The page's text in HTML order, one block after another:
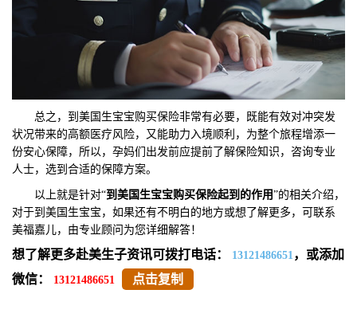
总之，到美国生宝宝购买保险非常有必要，既能有效对冲突发
状况带来的高额医疗风险，又能助力入境顺利，为整个旅程增添一
份安心保障，所以，孕妈们出发前应提前了解保险知识，咨询专业
人士，选到合适的保障方案。
以上就是针对“到美国生宝宝购买保险起到的作用”的相关介绍，
对于到美国生宝宝，如果还有不明白的地方或想了解更多，可联系
美福嘉儿，由专业顾问为您详细解答！
想了解更多赴美生子资讯可拨打电话： 13121486651 ，或添加
微信：
13121486651 点击复制